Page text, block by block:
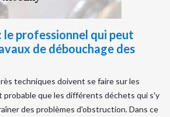
le professionnel qui peut
de débouchage des
techniques doivent se faire sur les
probable que les différents déchets qui s'y
des problèmes d'obstruction. Dans ce